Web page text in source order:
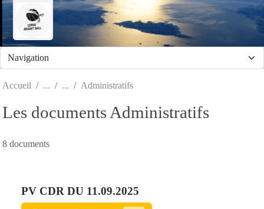
Accueil Administratifs
Les documents Administratifs
8 documents
PV CDR DU 11.09.2025
Panneau de gestion des cookies